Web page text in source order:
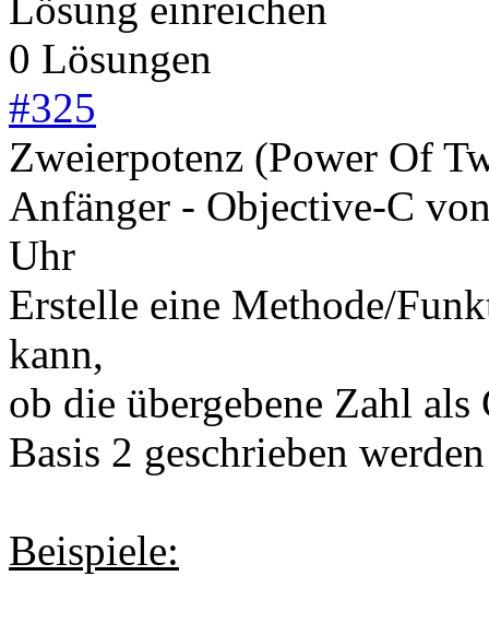
0 Lösungen
#325
Zweierpotenz (Power Of
Anfänger - Objective-C
Uhr
Erstelle eine Methode/
kann,
ob die übergebene Zahl
Basis 2 geschrieben
Beispiele: